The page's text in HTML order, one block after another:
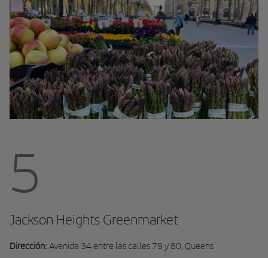
5
Jackson Heights Greenmarket
Dirección: Avenida 34 entre las calles 79 y 80, Queens